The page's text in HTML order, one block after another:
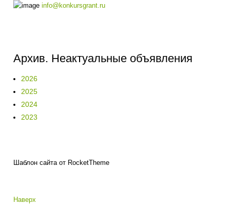
info@konkursgrant.ru
Архив. Неактуальные объявления
2026
2025
2024
2023
Шаблон сайта от RocketTheme
Наверх